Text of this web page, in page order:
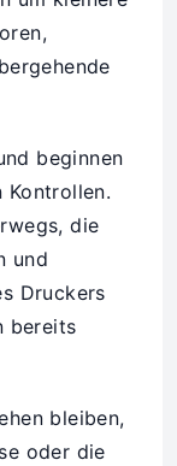
beginnen
Kontrollen.
die
und
Druckers
bereits
bleiben,
oder die